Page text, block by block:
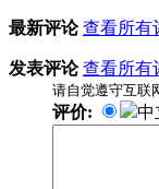
最新评论 查看所有
发表评论 查看所有
请自觉遵守互联
评价: 中